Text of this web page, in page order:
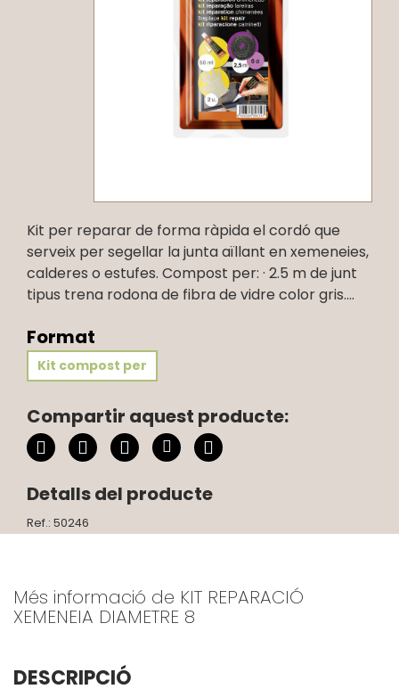
Kit per reparar de forma ràpida el cordó que
serveix per segellar la junta aïllant en xemeneies,
calderes o estufes. Compost per: · 2.5 m de junt
tipus trena rodona de fibra de vidre color gris....
Format
Kit compost per
Compartir aquest producte:
Detalls del producte
Ref.: 50246
Més informació de KIT REPARACIÓ
XEMENEIA DIAMETRE 8
DESCRIPCIÓ